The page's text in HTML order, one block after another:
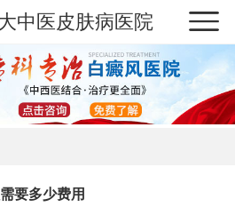
中医皮肤病医院
要多少费用